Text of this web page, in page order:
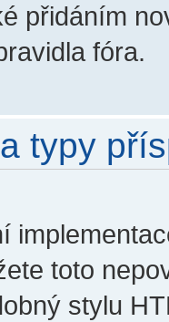
přidáním
fóra.
typy
toto
stylu